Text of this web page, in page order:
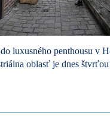
luxusného penthousu v
oblasť je dnes štvrťou